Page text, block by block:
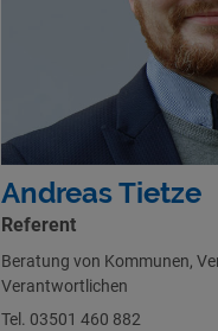
Andreas Tietze
Referent
Beratung von Kommunen,
Verantwortlichen
Tel. 03501 460 882